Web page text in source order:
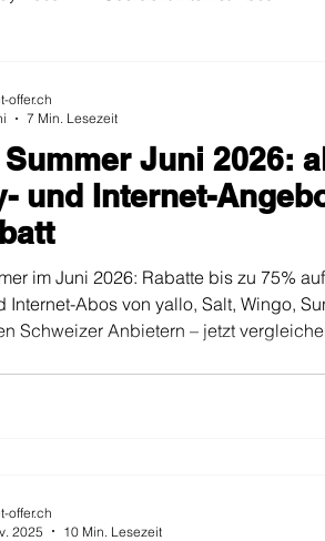
Schweiz Karten TV und Streaming
Juni 2026:
und Internet-
im Juni 2026: Rabatte bis zu 75% auf
Internet-Abos von yallo, Salt, Wingo,
Schweizer Anbietern – jetzt
offer.ch
7 Min. Lesezeit
offer.ch
2025
10 Min. Lesezeit